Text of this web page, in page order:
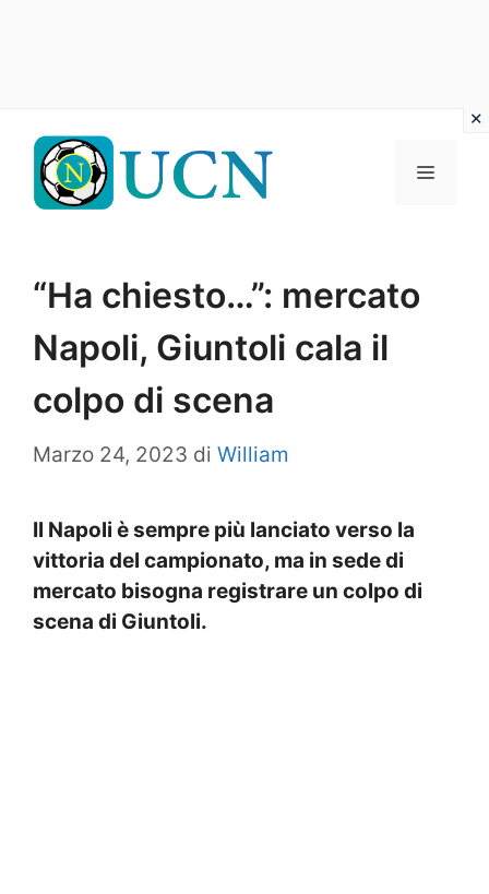
contenuto
Menu
“Ha chiesto…”: mercato
Napoli, Giuntoli cala il
colpo di scena
Marzo 24, 2023 di William
Il Napoli è sempre più lanciato verso la
vittoria del campionato, ma in sede di
mercato bisogna registrare un colpo di
scena di Giuntoli.